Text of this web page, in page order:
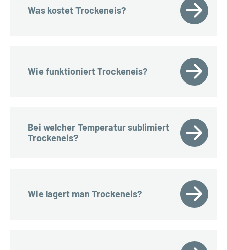
Was kostet Trockeneis?
Wie funktioniert Trockeneis?
Bei welcher Temperatur sublimiert
Trockeneis?
Wie lagert man Trockeneis?